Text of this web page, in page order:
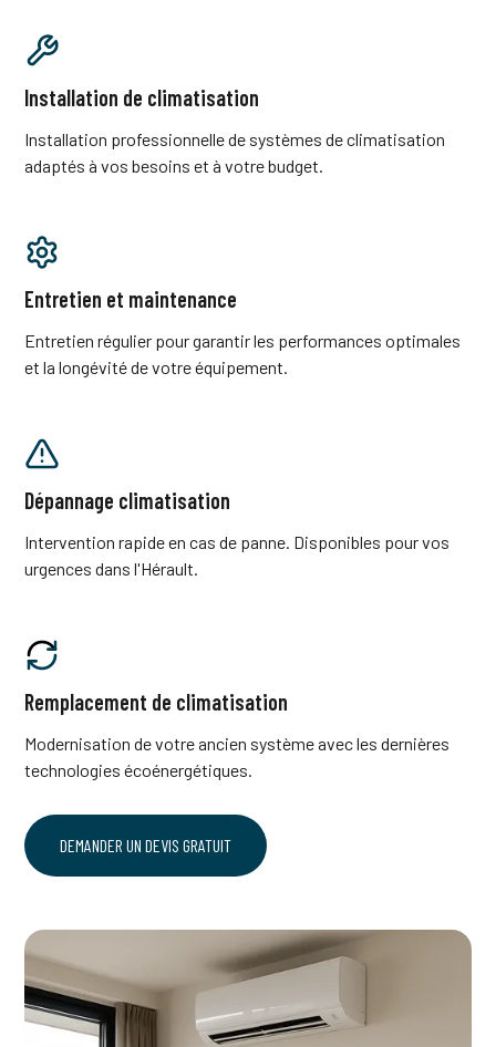
Installation de climatisation
Installation professionnelle de systèmes de climatisation
adaptés à vos besoins et à votre budget.
Entretien et maintenance
Entretien régulier pour garantir les performances optimales
et la longévité de votre équipement.
Dépannage climatisation
Intervention rapide en cas de panne. Disponibles pour vos
urgences dans l'Hérault.
Remplacement de climatisation
Modernisation de votre ancien système avec les dernières
technologies écoénergétiques.
DEMANDER UN DEVIS GRATUIT